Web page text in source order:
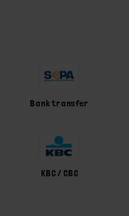
Bank transfer
KBC / CBC